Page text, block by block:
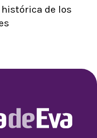
histórica de los